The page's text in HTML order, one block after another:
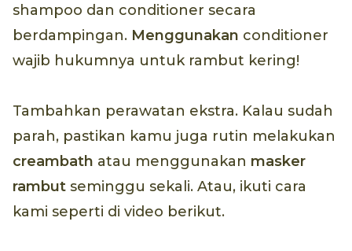
shampoo dan conditioner secara
berdampingan. Menggunakan conditioner
wajib hukumnya untuk rambut kering!
Tambahkan perawatan ekstra. Kalau sudah
parah, pastikan kamu juga rutin melakukan
creambath atau menggunakan masker
rambut seminggu sekali. Atau, ikuti cara
kami seperti di video berikut.